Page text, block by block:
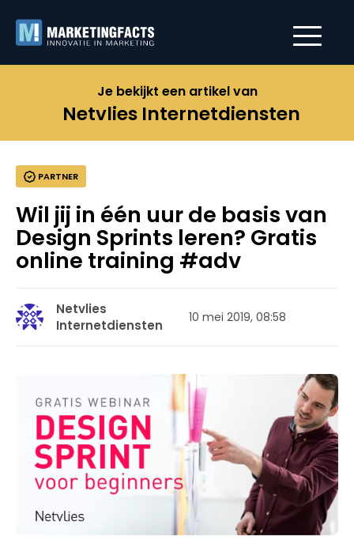
Je bekijkt een artikel van
Netvlies Internetdiensten
PARTNER
Wil jij in één uur de basis van
Design Sprints leren? Gratis
online training #adv
Netvlies
Internetdiensten
10 mei 2019, 08:58